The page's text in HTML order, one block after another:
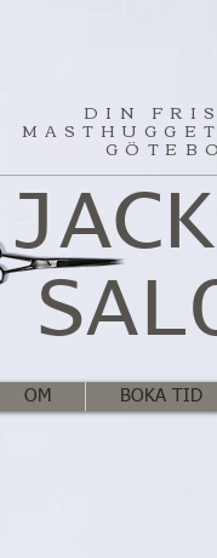
DIN
OM BOKA TID